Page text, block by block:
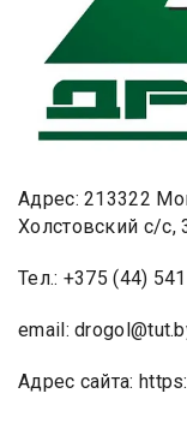
Адрес: 213322
Холстовский с/с,
Тел.: +375 (44)
email:
Адрес сайта: